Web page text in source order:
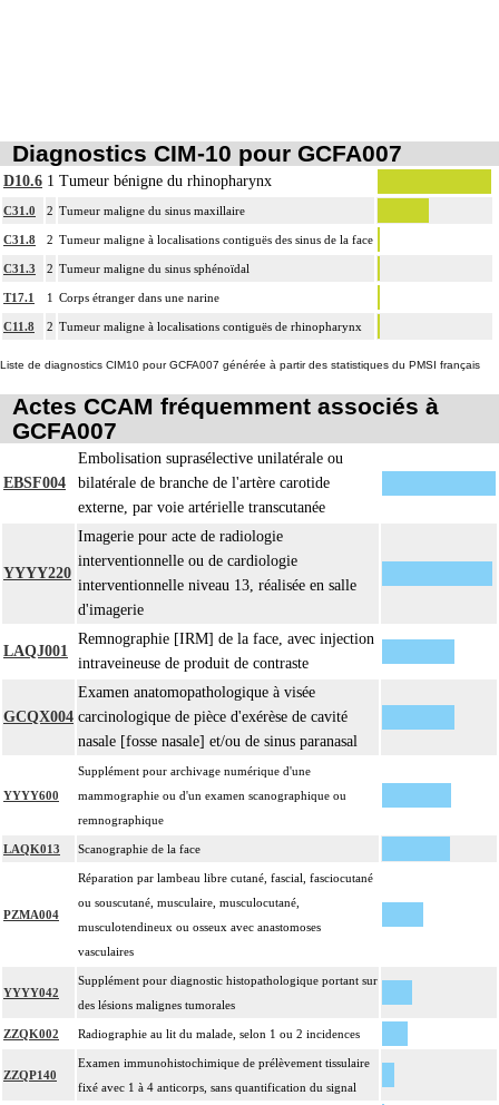
Diagnostics CIM-10 pour GCFA007
D10.6 1 Tumeur bénigne du rhinopharynx
C31.0 2 Tumeur maligne du sinus maxillaire
C31.8 2 Tumeur maligne à localisations contiguës des sinus de la face
C31.3 2 Tumeur maligne du sinus sphénoïdal
T17.1 1 Corps étranger dans une narine
C11.8 2 Tumeur maligne à localisations contiguës de rhinopharynx
Liste de diagnostics CIM10 pour GCFA007 générée à partir des statistiques du PMSI français
Actes CCAM fréquemment associés à
GCFA007
EBSF004
Embolisation suprasélective unilatérale ou
bilatérale de branche de l'artère carotide
externe, par voie artérielle transcutanée
YYYY220
Imagerie pour acte de radiologie
interventionnelle ou de cardiologie
interventionnelle niveau 13, réalisée en salle
d'imagerie
LAQJ001
Remnographie [IRM] de la face, avec injection
intraveineuse de produit de contraste
GCQX004
Examen anatomopathologique à visée
carcinologique de pièce d'exérèse de cavité
nasale [fosse nasale] et/ou de sinus paranasal
YYYY600
Supplément pour archivage numérique d'une
mammographie ou d'un examen scanographique ou
remnographique
LAQK013 Scanographie de la face
PZMA004
Réparation par lambeau libre cutané, fascial, fasciocutané
ou souscutané, musculaire, musculocutané,
musculotendineux ou osseux avec anastomoses
vasculaires
YYYY042
Supplément pour diagnostic histopathologique portant sur
des lésions malignes tumorales
ZZQK002 Radiographie au lit du malade, selon 1 ou 2 incidences
ZZQP140
Examen immunohistochimique de prélèvement tissulaire
fixé avec 1 à 4 anticorps, sans quantification du signal